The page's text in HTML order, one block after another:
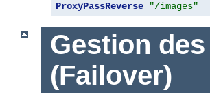
ProxyPassReverse
"/images"
Gestion
(Failover)